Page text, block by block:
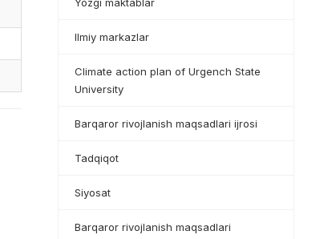
Yozgi maktablar
Ilmiy markazlar
Climate action plan of Urgench State
University
Barqaror rivojlanish maqsadlari ijrosi
Tadqiqot
Siyosat
Barqaror rivojlanish maqsadlari